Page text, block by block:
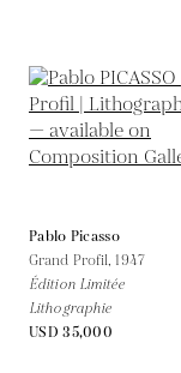
Pablo Picasso
Grand Profil,1947
Édition Limitée
Lithographie
USD 35,000